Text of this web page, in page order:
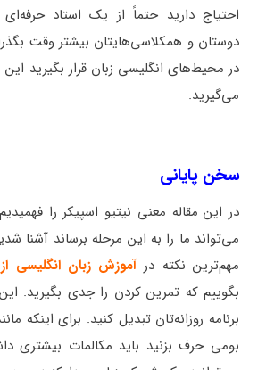
احتیاج دارید حتماً از یک استاد
دوستان و همکلاسی‌هایتان بیشتر وقت
در محیط‌های انگلیسی زبان قرار بگیرید این
می‌گیرید.
سخن پایانی
در این مقاله معنی نیتیو اسپیکر را
می‌تواند ما را به این مرحله برساند آشنا
مهم‌ترین نکته در آموزش زبان انگلیسی
بگوییم که تمرین کردن را جدی بگیرید.
برنامه روزانه‌تان تبدیل کنید. برای اینکه
بومی حرف بزنید باید مکالمات بیشتری